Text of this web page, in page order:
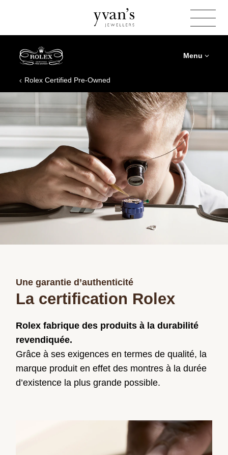
Yvan's
Menu
Rolex Certified Pre‑Owned
Une garantie d’authenticité
La certification Rolex
Rolex fabrique des produits à la durabilité
revendiquée.
Grâce à ses exigences en termes de qualité, la
marque produit en effet des montres à la durée
d’existence la plus grande possible.